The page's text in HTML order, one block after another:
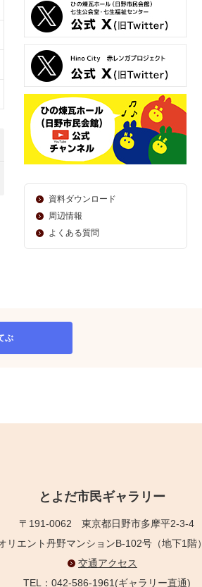
資料ダウンロード
周辺情報
よくある質問
ぶ
とよだ市民ギャラリー
〒191-0062 東京都日野市多摩平2-3-4
リエント丹野マンションB-102号（地下1階）
交通アクセス
TEL：042-586-1961(ギャラリー直通)